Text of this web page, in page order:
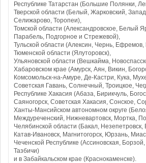
Республике Татарстан (Большие Полянки,
Тверской области (Белый, Жарковский,
Селижарово, Торопеи),
Томской области (Александровское, Белый
Парабель, Подгорное и Стрежевой),
Тульской области (Алексин, Чернь,
Тюменской области (Ялуторовск),
Ульяновской области (Вешкайма,
Хабаровском крае (Амурск, Аян, Викин,
Комсомольск-на-Амуре, Де-Кастри, Кука,
Советская Гавань, Солнечный, Троицкое,
Республике Хакасия (Абаза, Бирикчуль,
Саяногорск, Советская Хакасия, Сонское,
Ханты-Мансийском автономном округе
Междуреченский, Нижневартовск, Мортка,
Челябинской области (Бакал,
Катав-Ивановск, Магнитогорск, Юрзань,
Чеченской Республике (Ассиновская,
Тазбичи)
и в Забайкальском крае (Краснокаменске).